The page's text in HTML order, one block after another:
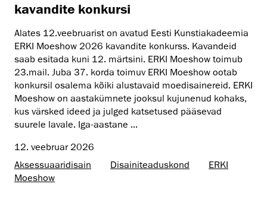
kavandite konkursi
Alates 12.veebruarist on avatud Eesti Kunstiakadeemia
ERKI Moeshow 2026 kavandite konkurss. Kavandeid
saab esitada kuni 12. märtsini. ERKI Moeshow toimub
23.mail. Juba 37. korda toimuv ERKI Moeshow ootab
konkursil osalema kõiki alustavaid moedisainereid. ERKI
Moeshow on aastakümnete jooksul kujunenud kohaks,
kus värsked ideed ja julged katsetused pääsevad
suurele lavale. Iga-aastane ...
12. veebruar 2026
Aksessuaaridisain
Disaini­­teaduskond
ERKI
Moeshow